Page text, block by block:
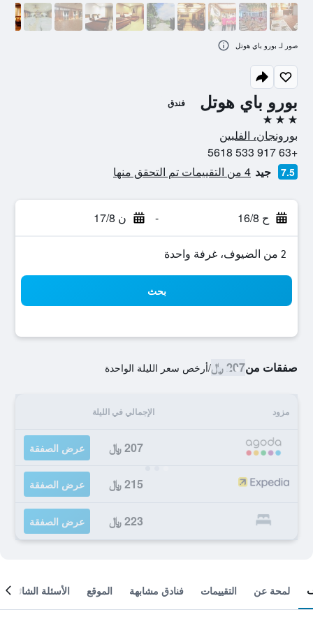
بورو باي هوتل فندق
3 نجوم
بورونجان، الفلبين
+63 917 533 5618
7.5 جيد 4 من التقييمات تم التحقق منها
ح 16/8 - ن 17/8
2 من الضيوف، غرفة واحدة
بحث
صفقات من207 ﷼ /أرخص سعر الليلة الواحدة
مزود الإجمالي في الليلة
207 ﷼ عرض الصفقة
215 ﷼ عرض الصفقة
223 ﷼ عرض الصفقة
صور لـ بورو باي هوتل
لمحة عن التقييمات فنادق مشابهة الموقع الأسئلة الشائعة